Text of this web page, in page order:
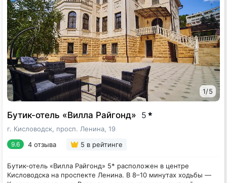
1/5
Бутик-отель «Вилла Райгонд» 5
г. Кисловодск, просп. Ленина, 19
9.6 4 отзыва 5 в рейтинге
Бутик-отель «Вилла Райгонд» 5* расположен в центре
Кисловодска на проспекте Ленина. В 8–10 минутах ходьбы —